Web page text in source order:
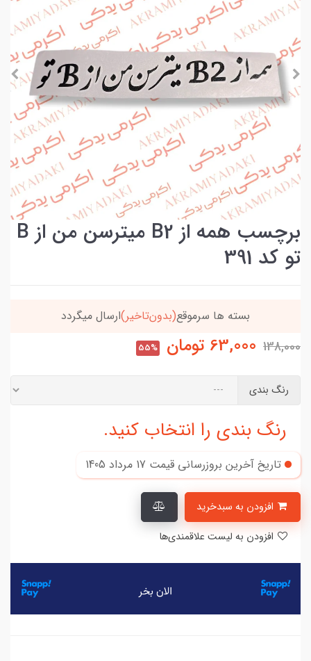
برچسب همه از B2 میترسن من از B
تو کد 391
خریدتو به5میلیون برسون،ارسالت‌رایگانه
138,000
63,000 تومان 55%
رنگ بندی
رنگ بندی را انتخاب کنید.
تاریخ آخرین بروزرسانی قیمت 17 مرداد 1405